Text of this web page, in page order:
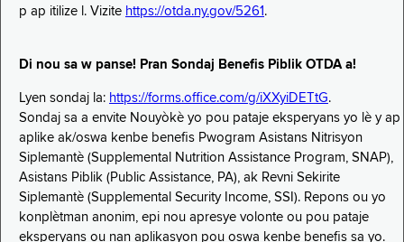
p ap itilize l. Vizite https://otda.ny.gov/5261 .
Di nou sa w panse! Pran Sondaj Benefis Piblik OTDA a!
Lyen sondaj la: https://forms.office.com/g/iXXyiDETtG.
Sondaj sa a envite Nouyòkè yo pou pataje eksperyans yo lè y ap
aplike ak/oswa kenbe benefis Pwogram Asistans Nitrisyon
Siplemantè (Supplemental Nutrition Assistance Program, SNAP),
Asistans Piblik (Public Assistance, PA), ak Revni Sekirite
Siplemantè (Supplemental Security Income, SSI). Repons ou yo
konplètman anonim, epi nou apresye volonte ou pou pataje
eksperyans ou nan aplikasyon pou oswa kenbe benefis sa yo.